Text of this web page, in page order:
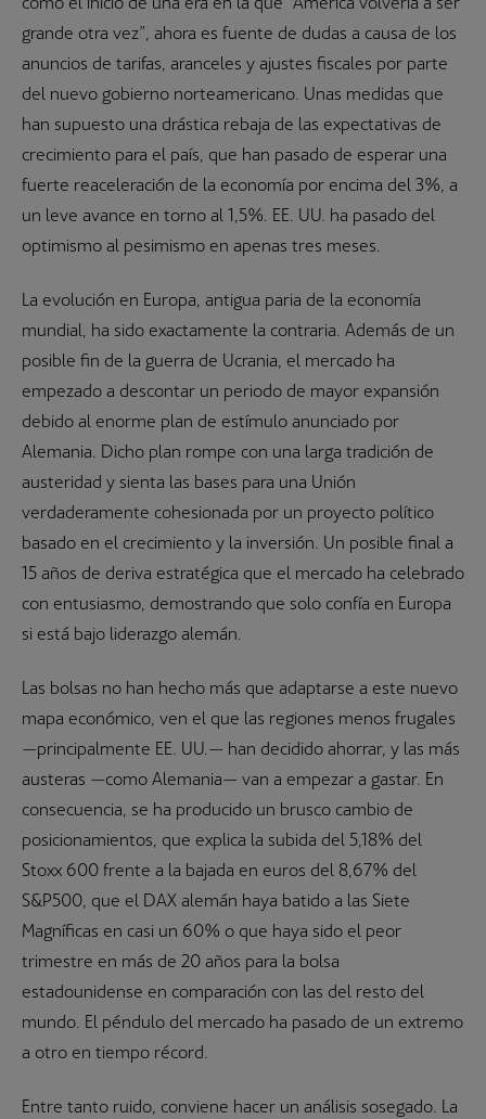
grande otra vez”, ahora es fuente de dudas a causa de los
anuncios de tarifas, aranceles y ajustes fiscales por parte
del nuevo gobierno norteamericano. Unas medidas que
han supuesto una drástica rebaja de las expectativas de
crecimiento para el país, que han pasado de esperar una
fuerte reaceleración de la economía por encima del 3%, a
un leve avance en torno al 1,5%. EE. UU. ha pasado del
optimismo al pesimismo en apenas tres meses.
La evolución en Europa, antigua paria de la economía
mundial, ha sido exactamente la contraria. Además de un
posible fin de la guerra de Ucrania, el mercado ha
empezado a descontar un periodo de mayor expansión
debido al enorme plan de estímulo anunciado por
Alemania. Dicho plan rompe con una larga tradición de
austeridad y sienta las bases para una Unión
verdaderamente cohesionada por un proyecto político
basado en el crecimiento y la inversión. Un posible final a
15 años de deriva estratégica que el mercado ha celebrado
con entusiasmo, demostrando que solo confía en Europa
si está bajo liderazgo alemán.
Las bolsas no han hecho más que adaptarse a este nuevo
mapa económico, ven el que las regiones menos frugales
—principalmente EE. UU.— han decidido ahorrar, y las más
austeras —como Alemania— van a empezar a gastar. En
consecuencia, se ha producido un brusco cambio de
posicionamientos, que explica la subida del 5,18% del
Stoxx 600 frente a la bajada en euros del 8,67% del
S&P500, que el DAX alemán haya batido a las Siete
Magníficas en casi un 60% o que haya sido el peor
trimestre en más de 20 años para la bolsa
estadounidense en comparación con las del resto del
mundo. El péndulo del mercado ha pasado de un extremo
a otro en tiempo récord.
Entre tanto ruido, conviene hacer un análisis sosegado. La